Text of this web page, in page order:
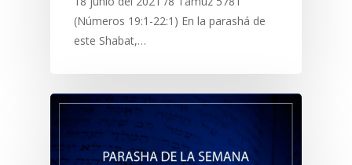
(Números 19:1-22:1) En la parashá de
este Shabat,…